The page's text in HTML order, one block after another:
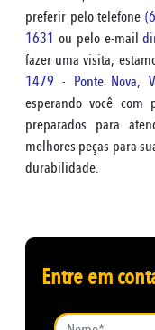
preferir pelo telefone
1631 ou pelo e-mail
fazer uma visita,
1479 - Ponte Nova,
esperando você com
preparados para
melhores peças para
durabilidade.
Entre em